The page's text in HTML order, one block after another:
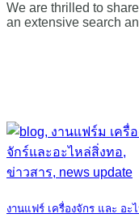
We are thrilled to
an extensive search
งานแฟร์ เครื่องจักร และ อะ